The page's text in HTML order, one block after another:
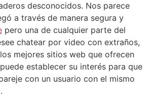
desconocidos. Nos parece
a través de manera segura y
pero una de cualquier parte del
chatear por video con extraños,
mejores sitios web que ofrecen
establecer su interés para que
con un usuario con el mismo